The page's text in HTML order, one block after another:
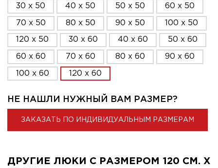
30 x 50 40 x 50 50 x 50 60 x 50
70 x 50 80 x 50 90 x 50 100 x 50
120 x 50 30 x 60 40 x 60 50 x 60
60 x 60 70 x 60 80 x 60 90 x 60
100 x 60 120 x 60
НЕ НАШЛИ НУЖНЫЙ ВАМ РАЗМЕР?
ЗАКАЗАТЬ ПО ИНДИВИДУАЛЬНЫМ РАЗМЕРАМ
ДРУГИЕ ЛЮКИ С РАЗМЕРОМ 120 СМ. X